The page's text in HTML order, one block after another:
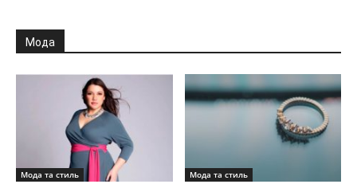
Мода
Мода та стиль Мода та стиль